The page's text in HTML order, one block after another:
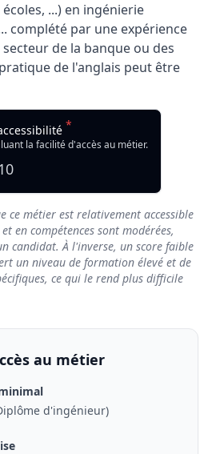
...) en ingénierie
complété par une expérience
de la banque ou des
de l'anglais peut être
*
la facilité d'accès au métier.
ce métier est relativement accessible
en compétences sont modérées,
candidat. À l'inverse, un score faible
un niveau de formation élevé et de
ce qui le rend plus difficile
au métier
d'ingénieur)